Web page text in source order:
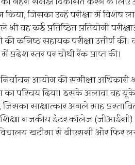
जिसका उन्हें परीक्षा में विशेष
वह कई प्रतिष्ठित प्रतियोगी
कनिष्ठ सहायक परीक्षा उत्तीर्ण
प्रदेश स्तर पर चौथी रैंक प्राप्त की।
आयोग की समीक्षा अधिकारी
का परिचय दिया। इसके अलावा वह
जिसका साक्षात्कार अगले माह
राजकीय इंटर कॉलेज (जीआईसी)
खटीमा से बीएससी और फिर